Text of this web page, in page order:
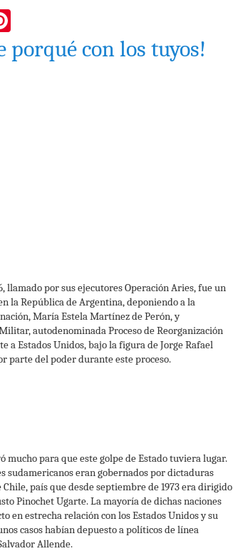
porqué con los tuyos!
llamado por sus ejecutores Operación Aries, fue un
la República de Argentina, deponiendo a la
María Estela Martínez de Perón, y
autodenominada Proceso de Reorganización
a Estados Unidos, bajo la figura de Jorge Rafael
parte del poder durante este proceso.
para que este golpe de Estado tuviera lugar.
sudamericanos eran gobernados por dictaduras
país que desde septiembre de 1973 era dirigido
Pinochet Ugarte. La mayoría de dichas naciones
en estrecha relación con los Estados Unidos y su
casos habían depuesto a políticos de línea
Allende.